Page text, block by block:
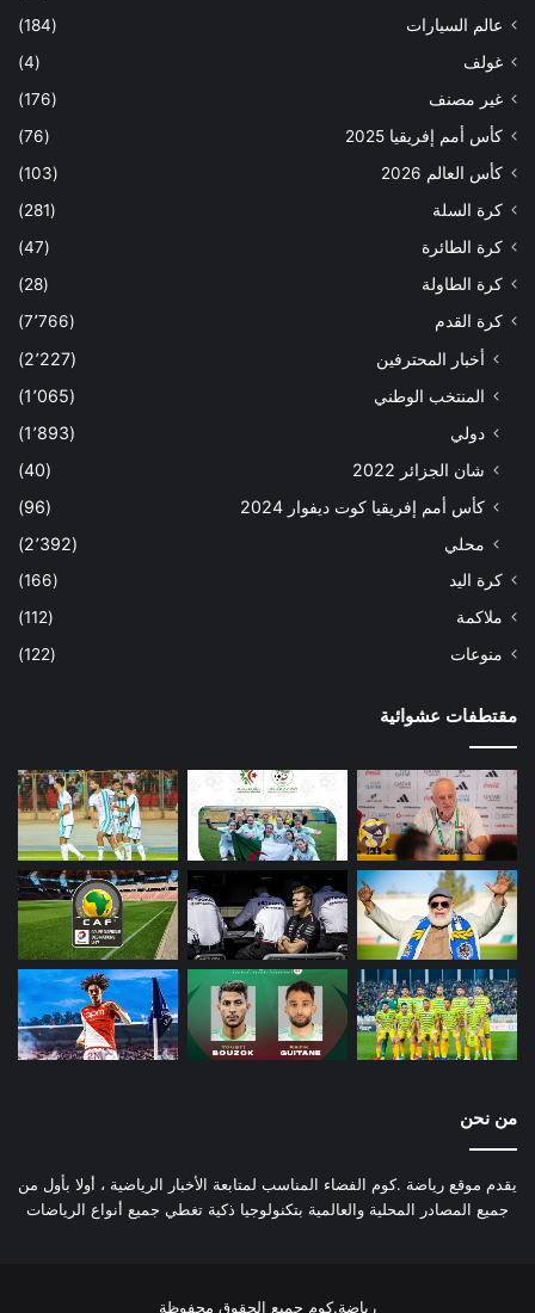
عالم السيارات
(184)
غولف
(4)
غير مصنف
(176)
كأس أمم إفريقيا 2025
(76)
كأس العالم 2026
(103)
كرة السلة
(281)
كرة الطائرة
(47)
كرة الطاولة
(28)
كرة القدم
(7٬766)
أخبار المحترفين
(2٬227)
المنتخب الوطني
(1٬065)
دولي
(1٬893)
شان الجزائر 2022
(40)
كأس أمم إفريقيا كوت ديفوار 2024
(96)
محلي
(2٬392)
كرة اليد
(166)
ملاكمة
(112)
منوعات
(122)
مقتطفات عشوائية
من نحن
يقدم موقع رياضة .كوم الفضاء المناسب لمتابعة الأخبار الرياضية ، أولا بأول من
جميع المصادر المحلية والعالمية بتكنولوجيا ذكية تغطي جميع أنواع الرياضات
رياضة.كوم جميع الحقوق محفوظة